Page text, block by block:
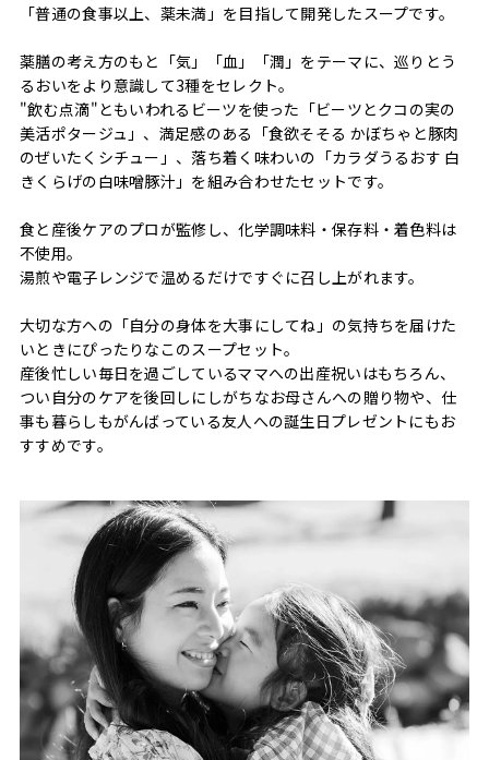
「普通の食事以上、薬未満」を目指して開発したスープです。
薬膳の考え方のもと「気」「血」「潤」をテーマに、巡りとう
るおいをより意識して3種をセレクト。
"飲む点滴"ともいわれるビーツを使った「ビーツとクコの実の
美活ポタージュ」、満足感のある「食欲そそる かぼちゃと豚肉
のぜいたくシチュー」、落ち着く味わいの「カラダうるおす 白
きくらげの白味噌豚汁」を組み合わせたセットです。
食と産後ケアのプロが監修し、化学調味料・保存料・着色料は
不使用。
湯煎や電子レンジで温めるだけですぐに召し上がれます。
大切な方への「自分の身体を大事にしてね」の気持ちを届けた
いときにぴったりなこのスープセット。
産後忙しい毎日を過ごしているママへの出産祝いはもちろん、
つい自分のケアを後回しにしがちなお母さんへの贈り物や、仕
事も暮らしもがんばっている友人への誕生日プレゼントにもお
すすめです。